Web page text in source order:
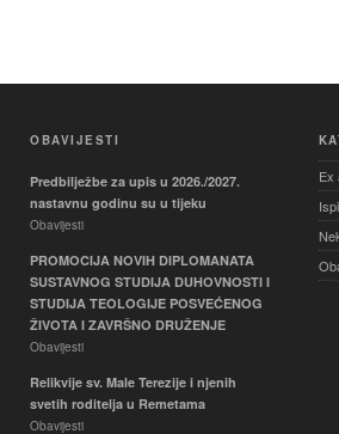
OBAVIJESTI
Predbilježbe za upis u 2026./2027.
nastavnu godinu su u tijeku
Obavijesti
PROMOCIJA NOVIH DIPLOMANATA
SUSTAVNOG STUDIJA DUHOVNOSTI I
STUDIJA TEOLOGIJE POSVEĆENOG
ŽIVOTA I ZAVRŠNO DRUŽENJE
Obavijesti
Relikvije sv. Male Terezije i njenih
svetih roditelja u Remetama
Obavijesti
Ex